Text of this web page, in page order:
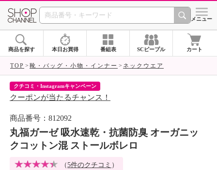
SHOP CHANNEL シメニュー
商品を探す 本日お買得 番組表 SCピープル カート
TOP 靴・バッグ・小物・インナー ネックウエア
クチコミ・Instagramキャンペーン
クーポンが当たるチャンス！
商品番号：812092
丸福ガーゼ 吸水速乾・抗菌防臭 オーガニッ
クコットン混 ストールボレロ
（5件のクチコミ ）